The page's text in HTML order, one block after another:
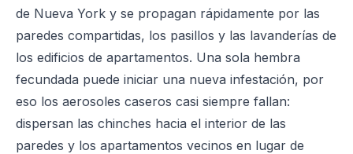
de Nueva York y se propagan rápidamente por las
paredes compartidas, los pasillos y las lavanderías de
los edificios de apartamentos. Una sola hembra
fecundada puede iniciar una nueva infestación, por
eso los aerosoles caseros casi siempre fallan:
dispersan las chinches hacia el interior de las
paredes y los apartamentos vecinos en lugar de